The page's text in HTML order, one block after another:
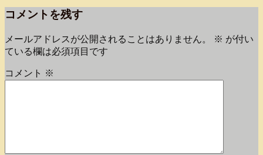
コメントを残す
メールアドレスが公開されることはありません。 ※ が付い
ている欄は必須項目です
コメント ※